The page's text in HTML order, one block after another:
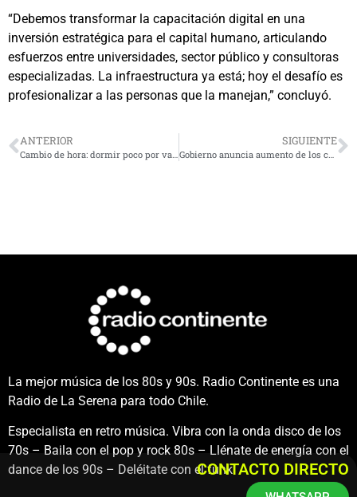
“Debemos transformar la capacitación digital en una
inversión estratégica para el capital humano, articulando
esfuerzos entre universidades, sector público y consultoras
especializadas. La infraestructura ya está; hoy el desafío es
profesionalizar a las personas que la manejan,” concluyó.
ANTERIOR SIGUIENTE
Gobierno anuncia aumento de los controles en terminales y carreteras durante el fin de semana largo
La mejor música de los 80s y 90s. Radio Continente es una
Radio de La Serena para todo Chile.
Especialista en retro música. Vibra con la onda disco de los
70s – Baila con el pop y rock 80s – Llénate de energía con el
dance de los 90s – Deléitate con el funk.CONTACTO DIRECTO